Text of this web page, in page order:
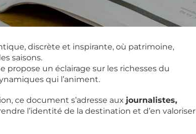
discrète et inspirante, où patrimoine,
saisons.
propose un éclairage sur les richesses du
qui l’animent.
ce document s’adresse aux journalistes,
l’identité de la destination et d’en valoriser